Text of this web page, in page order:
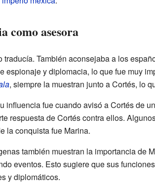
como asesora
traducía. También aconsejaba a los
espionaje y diplomacia, lo que fue muy
, siempre la muestran junto a Cortés, lo
influencia fue cuando avisó a Cortés de
respuesta de Cortés contra ellos.
la conquista fue Marina.
también muestran la importancia de
eventos. Esto sugiere que sus
y diplomáticos.